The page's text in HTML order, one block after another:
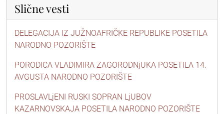
Slične vesti
DELEGACIJA IZ JUŽNOAFRIČKE REPUBLIKE POSETILA
NARODNO POZORIŠTE
PORODICA VLADIMIRA ZAGORODNjUKA POSETILA 14.
AVGUSTA NARODNO POZORIŠTE
PROSLAVLjENI RUSKI SOPRAN LjUBOV
KAZARNOVSKAJA POSETILA NARODNO POZORIŠTE